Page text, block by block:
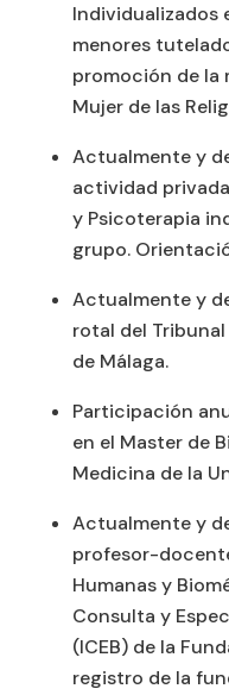
Individualizados
menores
promoción de la
Mujer de las
Actualmente y
actividad
y Psicoterapia
grupo.
Actualmente y
rotal del
de Málaga.
Participación
en el Master de
Medicina de la
Actualmente y
profesor-
Humanas y
Consulta y
(ICEB) de la
registro de la